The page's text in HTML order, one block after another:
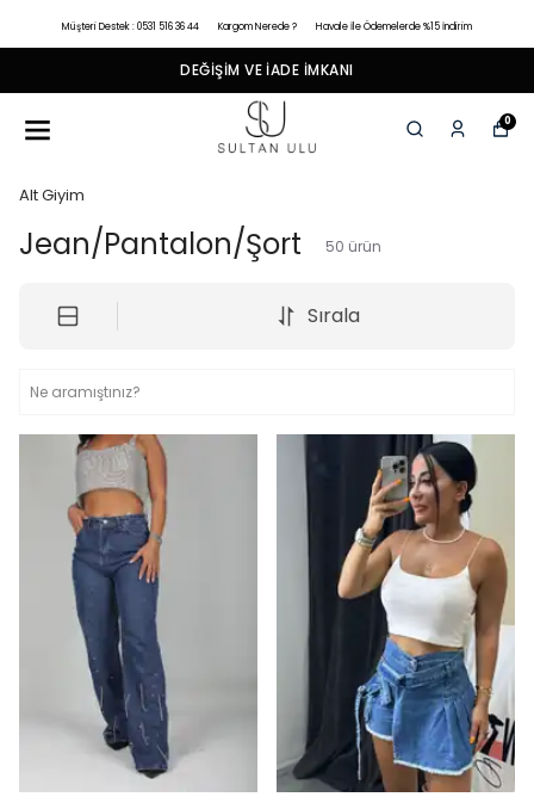
Müşteri Destek : 0531 516 36 44 Kargom Nerede ? Havale İle Ödemelerde %15 İndirim
DEĞIŞIM VE İADE İMKANI
0
Alt Giyim
Jean/Pantalon/Şort 50 ürün
Sırala